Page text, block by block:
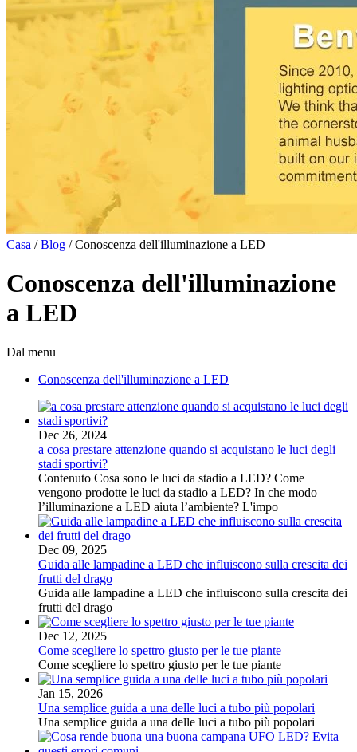
Casa /Blog /Conoscenza dell'illuminazione a LED
Conoscenza dell'illuminazione
a LED
Dal menu
Conoscenza dell'illuminazione a LED
Dec 26, 2024
a cosa prestare attenzione quando si acquistano le luci degli
stadi sportivi?
Contenuto Cosa sono le luci da stadio a LED? Come
vengono prodotte le luci da stadio a LED? In che modo
l’illuminazione a LED aiuta l’ambiente? L'impo
Dec 09, 2025
Guida alle lampadine a LED che influiscono sulla crescita dei
frutti del drago
Guida alle lampadine a LED che influiscono sulla crescita dei
frutti del drago
Dec 12, 2025
Come scegliere lo spettro giusto per le tue piante
Come scegliere lo spettro giusto per le tue piante
Jan 15, 2026
Una semplice guida a una delle luci a tubo più popolari
Una semplice guida a una delle luci a tubo più popolari